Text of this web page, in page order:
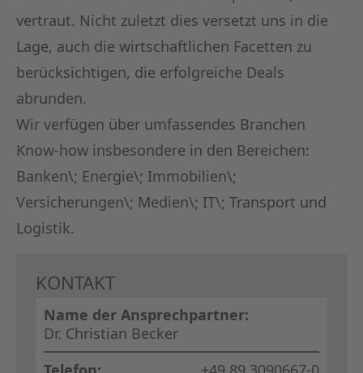
vertraut. Nicht zuletzt dies versetzt uns in die
Lage, auch die wirtschaftlichen Facetten zu
berücksichtigen, die erfolgreiche Deals
abrunden.
Wir verfügen über umfassendes Branchen
Know-how insbesondere in den Bereichen:
Banken\; Energie\; Immobilien\;
Versicherungen\; Medien\; IT\; Transport und
Logistik.
KONTAKT
Name der Ansprechpartner:
Dr. Christian Becker